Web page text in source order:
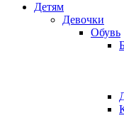
Детям
Девочки
Обувь